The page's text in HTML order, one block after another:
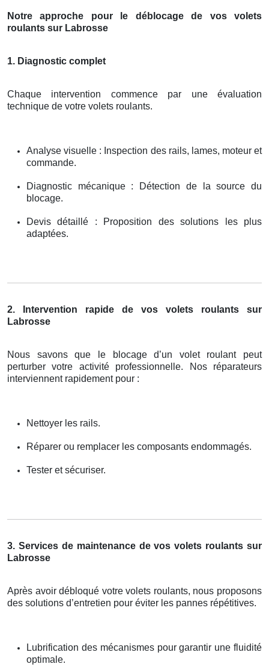
Notre approche pour le déblocage de vos volets
roulants sur Labrosse
1. Diagnostic complet
Chaque intervention commence par une évaluation
technique de votre volets roulants.
Analyse visuelle : Inspection des rails, lames, moteur et
commande.
Diagnostic mécanique : Détection de la source du
blocage.
Devis détaillé : Proposition des solutions les plus
adaptées.
2. Intervention rapide de vos volets roulants sur
Labrosse
Nous savons que le blocage d’un volet roulant peut
perturber votre activité professionnelle. Nos réparateurs
interviennent rapidement pour :
Nettoyer les rails.
Réparer ou remplacer les composants endommagés.
Tester et sécuriser.
3. Services de maintenance de vos volets roulants sur
Labrosse
Après avoir débloqué votre volets roulants, nous proposons
des solutions d’entretien pour éviter les pannes répétitives.
Lubrification des mécanismes pour garantir une fluidité
optimale.